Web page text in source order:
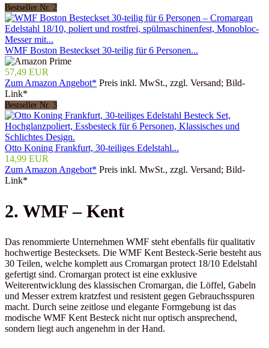
Bestseller Nr. 2
WMF Boston Besteckset 30-teilig für 6 Personen...
57,49 EUR
Zum Amazon Angebot* Preis inkl. MwSt., zzgl. Versand; Bild-
Link*
Bestseller Nr. 3
Otto Koning Frankfurt, 30-teiliges Edelstahl...
14,99 EUR
Zum Amazon Angebot* Preis inkl. MwSt., zzgl. Versand; Bild-
Link*
2. WMF – Kent
Das renommierte Unternehmen WMF steht ebenfalls für qualitativ
hochwertige Bestecksets. Die WMF Kent Besteck-Serie besteht aus
30 Teilen, welche komplett aus Cromargan protect 18/10 Edelstahl
gefertigt sind. Cromargan protect ist eine exklusive
Weiterentwicklung des klassischen Cromargan, die Löffel, Gabeln
und Messer extrem kratzfest und resistent gegen Gebrauchsspuren
macht. Durch seine zeitlose und elegante Formgebung ist das
modische WMF Kent Besteck nicht nur optisch ansprechend,
sondern liegt auch angenehm in der Hand.